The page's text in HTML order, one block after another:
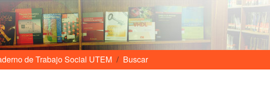
de Trabajo Social UTEM Buscar